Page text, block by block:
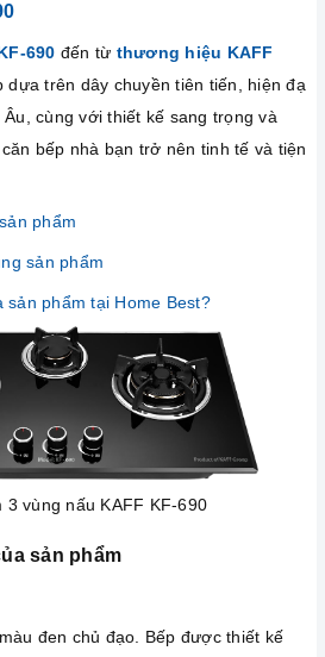
690 đến từ thương hiệu KAFF
trên dây chuyền tiên tiến, hiện đạ
cùng với thiết kế sang trọng và
bếp nhà bạn trở nên tinh tế và tiện
phẩm
sản phẩm
phẩm tại Home Best?
3 vùng nấu KAFF KF-690
sản phẩm
đen chủ đạo. Bếp được thiết kế